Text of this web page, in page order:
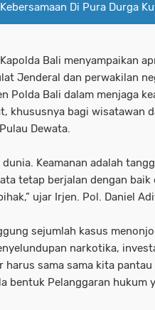
Di Pura Durga
Bali menyampaikan
Jenderal dan perwakilan
Polda Bali dalam menjaga
khususnya bagi wisatawan
Dewata.
Keamanan adalah
tetap berjalan dengan baik
ujar Irjen. Pol. Daniel
sejumlah kasus
narkotika,
sama sama kita pantau
bentuk Pelanggaran hukum